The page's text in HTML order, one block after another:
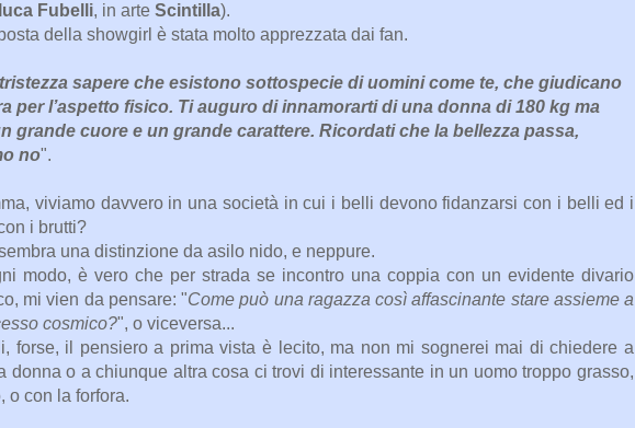
Fubelli, in arte Scintilla).
della showgirl è stata molto apprezzata dai fan.
sapere che esistono sottospecie di uomini come te, che giudicano
per l’aspetto fisico. Ti auguro di innamorarti di una donna di 180 kg ma
grande cuore e un grande carattere. Ricordati che la bellezza passa,
no".
viviamo davvero in una società in cui i belli devono fidanzarsi con i belli ed i
i brutti?
una distinzione da asilo nido, e neppure.
modo, è vero che per strada se incontro una coppia con un evidente divario
mi vien da pensare: "Come può una ragazza così affascinante stare assieme a
cosmico?", o viceversa...
forse, il pensiero a prima vista è lecito, ma non mi sognerei mai di chiedere a
donna o a chiunque altra cosa ci trovi di interessante in un uomo troppo grasso,
o con la forfora.